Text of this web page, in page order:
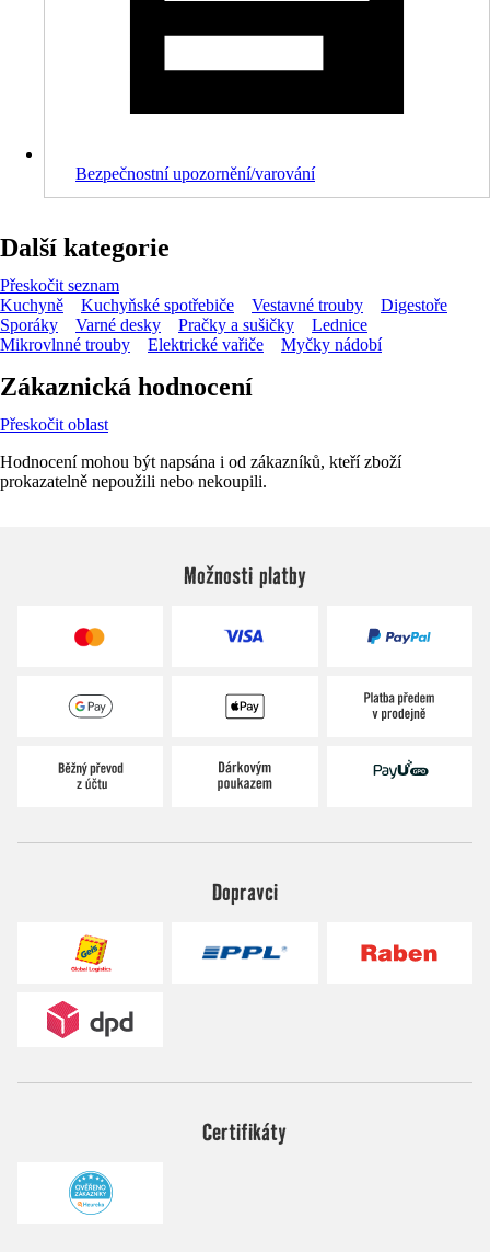
Bezpečnostní upozornění/varování
Další kategorie
Přeskočit seznam
Kuchyně
Kuchyňské spotřebiče Vestavné trouby
Digestoře
Sporáky
Varné desky Pračky a sušičky
Lednice
Mikrovlnné trouby
Elektrické vařiče Myčky nádobí
Zákaznická hodnocení
Přeskočit oblast
Hodnocení mohou být napsána i od zákazníků, kteří zboží
prokazatelně nepoužili nebo nekoupili.
Možnosti platby
Dopravci
Certifikáty